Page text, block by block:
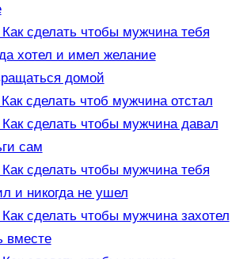
сделать чтобы мужчина тебя
хотел и имел желание
домой
сделать чтоб мужчина отстал
сделать чтобы мужчина давал
сам
сделать чтобы мужчина тебя
и никогда не ушел
сделать чтобы мужчина захотел
вместе